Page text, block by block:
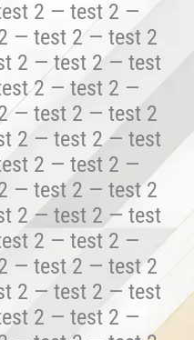
2 — test 2 —
— test 2 — test 2
2 — test 2 — test
2 — test 2 —
— test 2 — test 2
2 — test 2 — test
2 — test 2 —
— test 2 — test 2
2 — test 2 — test
2 — test 2 —
— test 2 — test 2
2 — test 2 — test
2 — test 2 —